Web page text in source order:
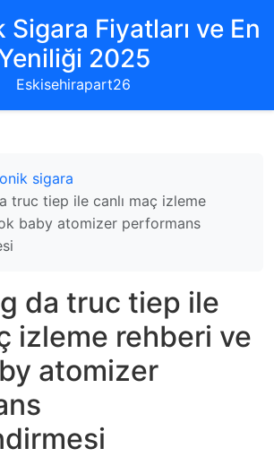
Fiyatları ve En
2025
Eskisehirapart26
sigara
truc tiep ile canlı maç izleme
baby atomizer performans
da truc tiep ile
izleme rehberi ve
atomizer